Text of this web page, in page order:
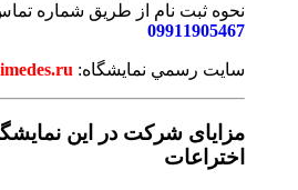
نحوه ثبت نام از طریق شماره
09911905467
سايت رسمي نمایشگاه:
مزایای شرکت در این
اختراعات